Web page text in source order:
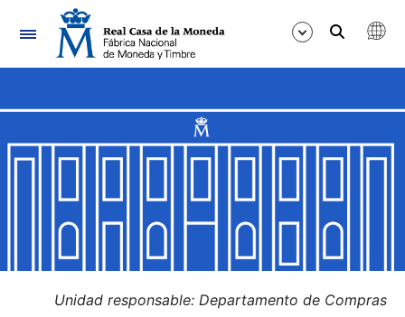
Navegación
Mostrar/Ocultar
Mostrar/Ocultar
Mostrar/Ocultar
Unidad responsable: Departamento de Compras